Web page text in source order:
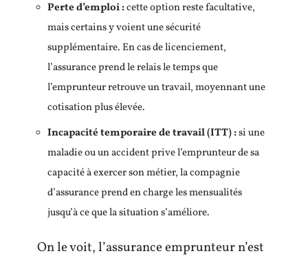
Perte d’emploi :cette option reste facultative,
mais certains y voient une sécurité
supplémentaire. En cas de licenciement,
l’assurance prend le relais le temps que
l’emprunteur retrouve un travail, moyennant une
cotisation plus élevée.
Incapacité temporaire de travail (ITT) :si une
maladie ou un accident prive l’emprunteur de sa
capacité à exercer son métier, la compagnie
d’assurance prend en charge les mensualités
jusqu’à ce que la situation s’améliore.
On le voit, l’assurance emprunteur n’est